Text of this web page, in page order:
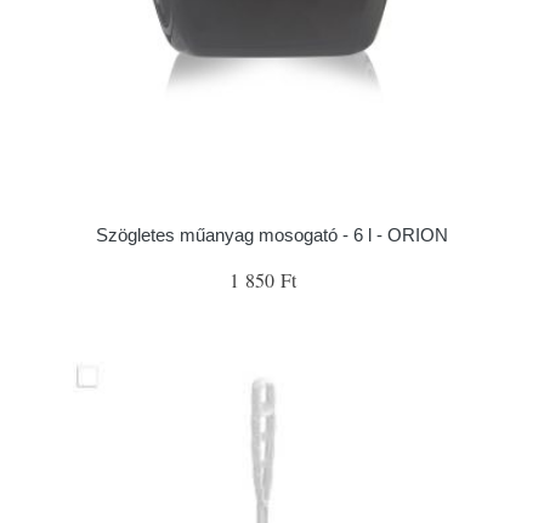
Szögletes műanyag mosogató - 6 l - ORION
1 850 Ft